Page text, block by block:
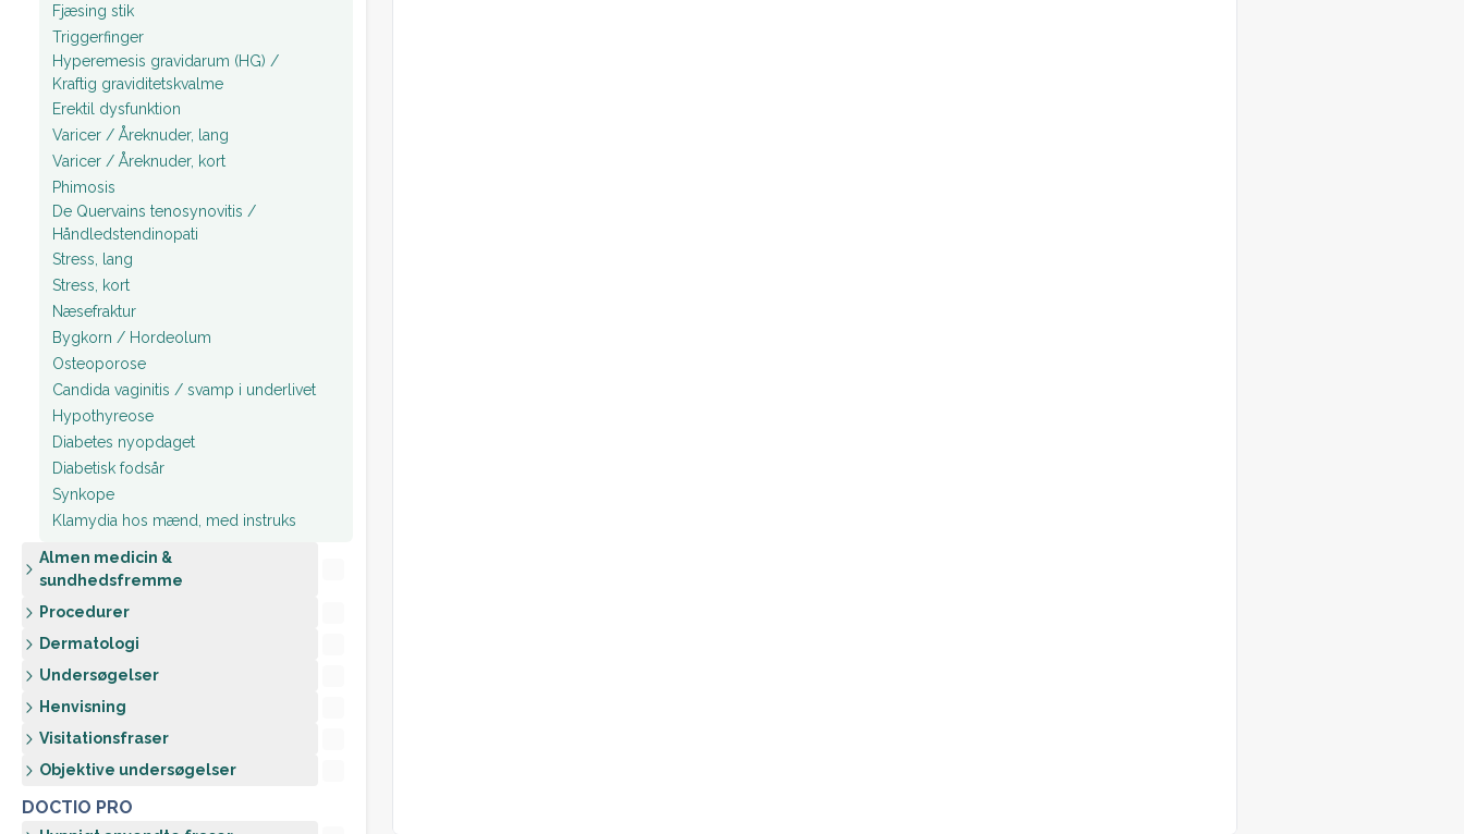
Fjæsing stik
Triggerfinger
Hyperemesis gravidarum (HG) /
Kraftig graviditetskvalme
Erektil dysfunktion
Varicer / Åreknuder, lang
Varicer / Åreknuder, kort
Phimosis
De Quervains tenosynovitis /
Håndledstendinopati
Stress, lang
Stress, kort
Næsefraktur
Bygkorn / Hordeolum
Osteoporose
Candida vaginitis / svamp i underlivet
Hypothyreose
Diabetes nyopdaget
Diabetisk fodsår
Synkope
Klamydia hos mænd, med instruks
Almen medicin &
sundhedsfremme
Procedurer
Dermatologi
Undersøgelser
Henvisning
Visitationsfraser
Objektive undersøgelser
DOCTIO PRO